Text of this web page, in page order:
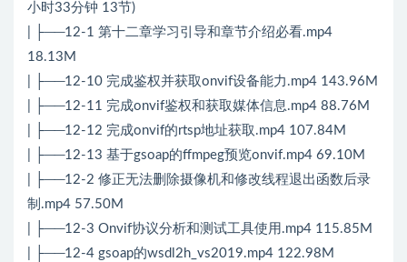
小时33分钟 13节)
| ├──12-1 第十二章学习引导和章节介绍必看.mp4
18.13M
| ├──12-10 完成鉴权并获取onvif设备能力.mp4 143.96M
| ├──12-11 完成onvif鉴权和获取媒体信息.mp4 88.76M
| ├──12-12 完成onvif的rtsp地址获取.mp4 107.84M
| ├──12-13 基于gsoap的ffmpeg预览onvif.mp4 69.10M
| ├──12-2 修正无法删除摄像机和修改线程退出函数后录
制.mp4 57.50M
| ├──12-3 Onvif协议分析和测试工具使用.mp4 115.85M
| ├──12-4 gsoap的wsdl2h_vs2019.mp4 122.98M